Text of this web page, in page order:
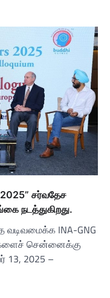
2025” சர்வதேச
நடத்துகிறது.
வடிவமைக்க INA-GNG
சென்னைக்கு
13, 2025 –